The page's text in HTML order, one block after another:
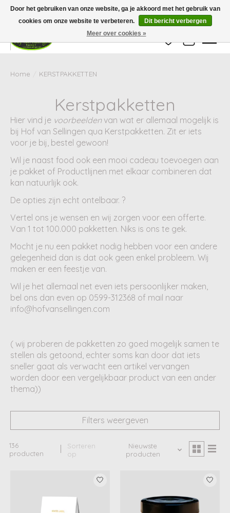
Wij zijn gesloten van 24 december tot en met 25 januari. Houd er rekening mee
dat de levertijd van uw bestelling in deze periode langer kan zijn dan
gebruikelijk.
Verlanglijst
Home KERSTPAKKETTEN
Kerstpakketten
Hier vind je voorbeeldenvan wat er allemaal mogelijk is
bij Hof van Sellingen qua Kerstpakketten. Zit er iets
voor je bij, bestel gewoon!
Wil je naast food ook een mooi cadeau toevoegen aan
je pakket of Productlijnen met elkaar combineren dat
kan natuurlijk ook.
De opties zijn echt ontelbaar. ?
Vertel ons je wensen en wij zorgen voor een offerte.
Van 1 tot 100.000 pakketten. Niks is ons te gek.
Mocht je nu een pakket nodig hebben voor een andere
gelegenheid dan is dat ook geen enkel probleem. Wij
maken er een feestje van.
Wil je het allemaal net even iets persoonlijker maken,
bel ons dan even op 0599-312368 of mail naar
info@hofvansellingen.com
( wij proberen de pakketten zo goed mogelijk samen te
stellen als getoond, echter soms kan door dat iets
sneller gaat als verwacht een artikel vervangen
worden door een vergelijkbaar product van een ander
thema))
Filters weergeven
136
producten
Sorteren
op
Nieuwste
producten
Door het gebruiken van onze website, ga je akkoord met het gebruik van
cookies om onze website te verbeteren.
Dit bericht verbergen
Meer over cookies »